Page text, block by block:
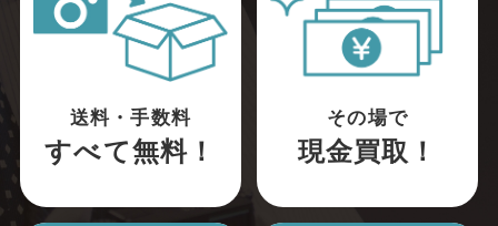
送料・手数料
すべて無料！
その場で
現金買取！